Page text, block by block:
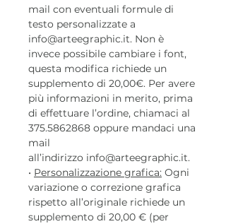
mail con eventuali formule di
testo personalizzate a
info@arteegraphic.it. Non è
invece possibile cambiare i font,
questa modifica richiede un
supplemento di 20,00€. Per avere
più informazioni in merito, prima
di effettuare l’ordine, chiamaci al
375.5862868 oppure mandaci una
mail
all’indirizzo info@arteegraphic.it.
• Personalizzazione grafica: Ogni
variazione o correzione grafica
rispetto all’originale richiede un
supplemento di 20,00 € (per